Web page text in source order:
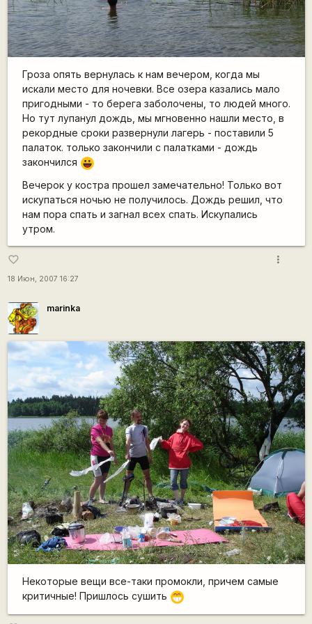
Гроза опять вернулась к нам вечером, когда мы
искали место для ночевки. Все озера казались мало
пригодными - то берега заболочены, то людей много.
Но тут лупанул дождь, мы мгновенно нашли место, в
рекордные сроки развернули лагерь - поставили 5
палаток. только закончили с палатками - дождь
закончился |-))
Вечерок у костра прошел замечательно! Только вот
искупаться ночью не получилось. Дождь решил, что
нам пора спать и загнал всех спать. Искупались
утром.
favorite_border
18 Июн, 2007 16:27
more_vert
marinka
Некоторые вещи все-таки промокли, причем самые
критичные! Пришлось сушить ;D